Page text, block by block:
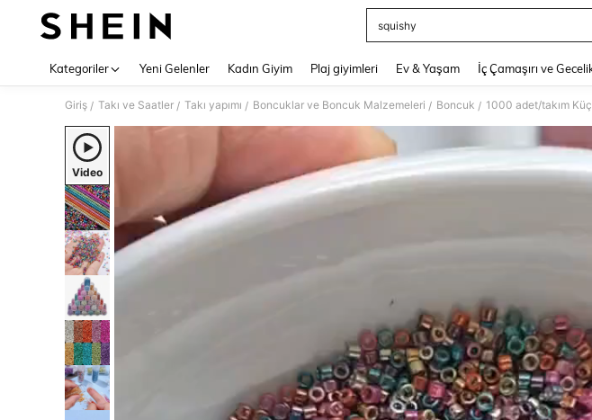
squishy
Kategoriler Yeni Gelenler Kadın Giyim Plaj giyimleri Ev & Yaşam İç Çamaşırı ve
Giriş / Takı ve Saatler / Takı yapımı / Boncuklar ve Boncuk Malzemeleri / Boncuk /
Video